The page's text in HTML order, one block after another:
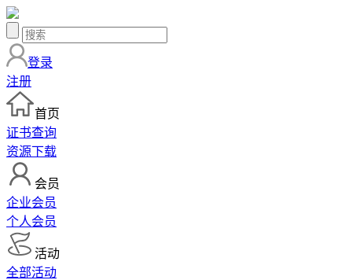
登录
注册
首页
证书查询
资源下载
会员
企业会员
个人会员
活动
全部活动